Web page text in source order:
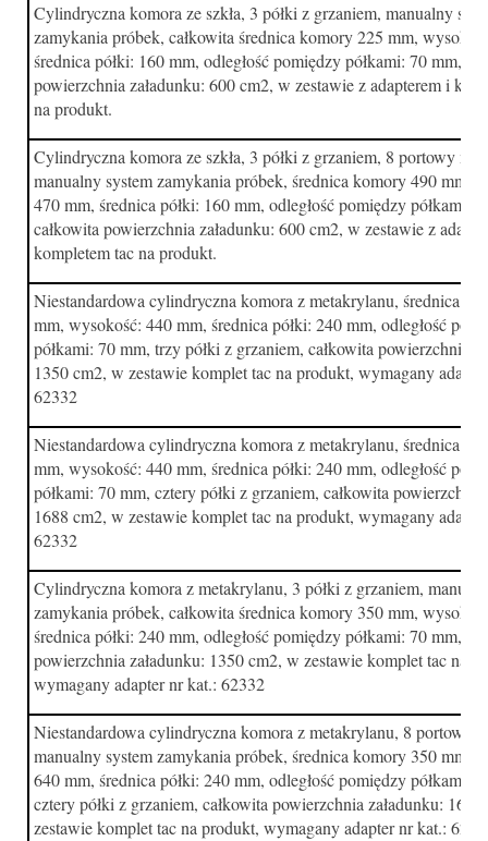
Cylindryczna komora ze szkła, 3 półki z grzaniem, manualny
zamykania próbek, całkowita średnica komory 225 mm,
średnica półki: 160 mm, odległość pomiędzy półkami: 70 mm,
powierzchnia załadunku: 600 cm2, w zestawie z adapterem i
na produkt.
Cylindryczna komora ze szkła, 3 półki z grzaniem, 8 portowy
manualny system zamykania próbek, średnica komory 490 mm,
470 mm, średnica półki: 160 mm, odległość pomiędzy półkami:
całkowita powierzchnia załadunku: 600 cm2, w zestawie z
kompletem tac na produkt.
Niestandardowa cylindryczna komora z metakrylanu, średnica
mm, wysokość: 440 mm, średnica półki: 240 mm, odległość
półkami: 70 mm, trzy półki z grzaniem, całkowita powierzchnia
1350 cm2, w zestawie komplet tac na produkt, wymagany
62332
Niestandardowa cylindryczna komora z metakrylanu, średnica
mm, wysokość: 440 mm, średnica półki: 240 mm, odległość
półkami: 70 mm, cztery półki z grzaniem, całkowita powierzchnia
1688 cm2, w zestawie komplet tac na produkt, wymagany
62332
Cylindryczna komora z metakrylanu, 3 półki z grzaniem,
zamykania próbek, całkowita średnica komory 350 mm,
średnica półki: 240 mm, odległość pomiędzy półkami: 70 mm,
powierzchnia załadunku: 1350 cm2, w zestawie komplet tac na
wymagany adapter nr kat.: 62332
Niestandardowa cylindryczna komora z metakrylanu, 8 portowy
manualny system zamykania próbek, średnica komory 350 mm,
640 mm, średnica półki: 240 mm, odległość pomiędzy półkami:
cztery półki z grzaniem, całkowita powierzchnia załadunku:
zestawie komplet tac na produkt, wymagany adapter nr kat.: